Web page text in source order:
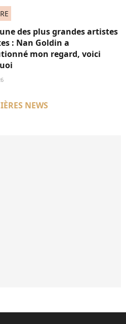
des plus grandes artistes
: Nan Goldin a
mon regard, voici
NEWS